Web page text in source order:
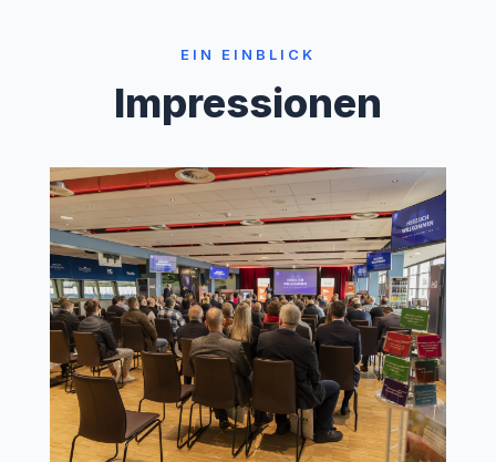
EIN EINBLICK
Impressionen